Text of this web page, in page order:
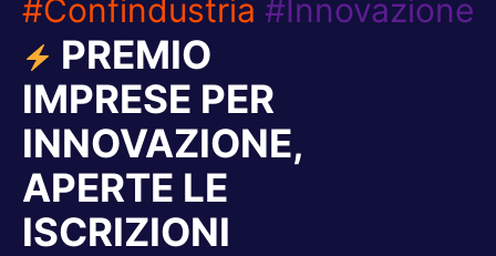
#Confindustria #Innovazione
PREMIO
IMPRESE PER
INNOVAZIONE,
APERTE LE
ISCRIZIONI